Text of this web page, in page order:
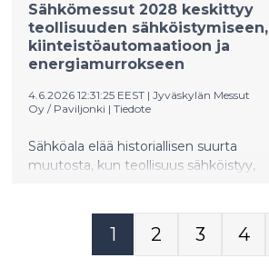
Sähkömessut 2028 keskittyy
teollisuuden sähköistymiseen,
kiinteistöautomaatioon ja
energiamurrokseen
4.6.2026 12:31:25 EEST | Jyväskylän Messut
Oy / Paviljonki | Tiedote
Sähköala elää historiallisen suurta
muutosta, kun teollisuus sähköistyy,
Muutoksen keskellä myös alan
merkittävimmän
1 2 3 4